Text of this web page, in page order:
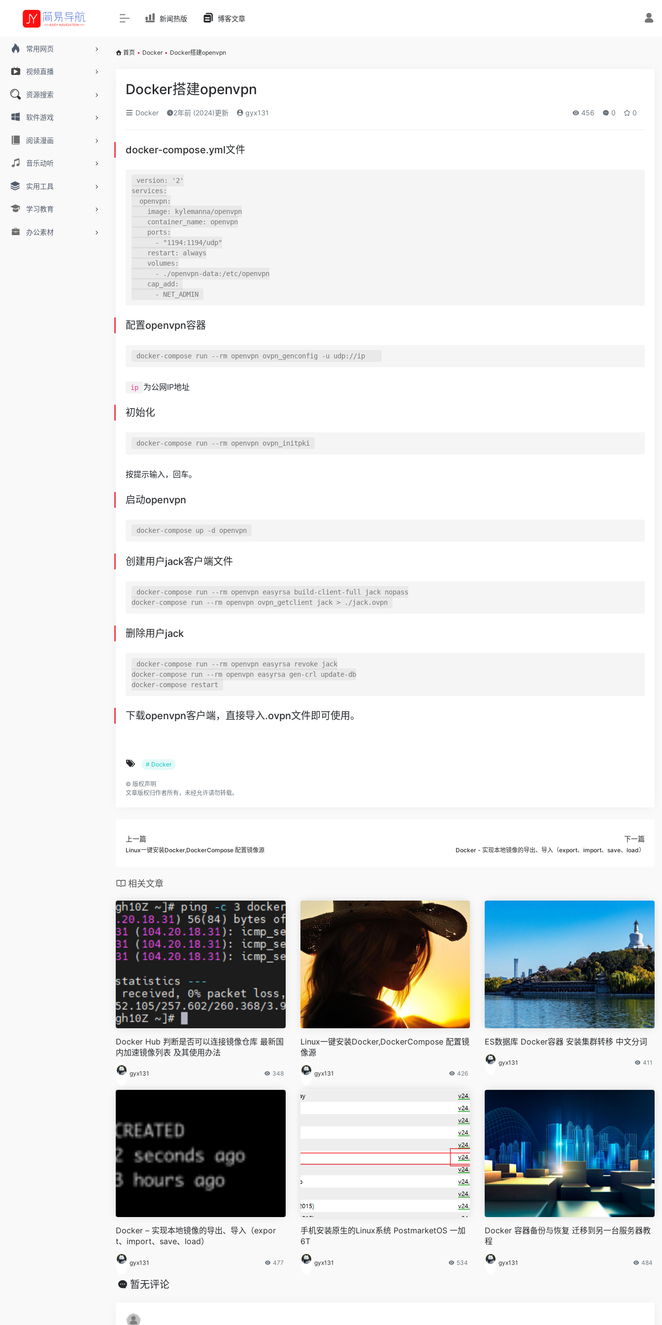
常用网页
视频直播
资源搜索
软件游戏
阅读漫画
音乐动听
实用工具
学习教育
办公素材
新闻热版 博客文章
首页 • Docker • Docker搭建openvpn
Docker搭建openvpn
Docker 2年前 (2024)更新 gyx131 456 0 0
docker-compose.yml文件
version :
'2'
services :
  openvpn
:
    image
: kylemanna/openvpn
    container_name
:
openvpn
    ports
:
-
"1194:1194/udp"
    restart
:
always
    volumes
:
-
. /openvpn-data: /etc/openvpn
    cap_add
:
-
NET_ADMIN
配置openvpn容器
docker-compose run -- rm openvpn ovpn_genconfig -u udp: //
ip 为公网IP地址
初始化
按提示输入，回车。
启动openvpn
创建用户jack客户端文件
docker-compose run --rm openvpn easyrsa build-client-full jack nopass
删除用户jack
docker-compose run --rm openvpn easyrsa revoke jack
docker-compose run --rm openvpn easyrsa gen-crl update-db
下载openvpn客户端，直接导入.ovpn文件即可使用。
# Docker
© 版权声明
文章版权归作者所有，未经允许请勿转载。
上一篇
Linux一键安装Docker,DockerCompose 配置镜像源
下一篇
Docker - 实现本地镜像的导出、导入（export、import、save、load）
相关文章
Docker Hub 判断是否可以连接镜像仓库 最新国
内加速镜像列表 及其使用办法
gyx131 348
Linux一键安装Docker,DockerCompose 配置镜
像源
gyx131 426
ES数据库 Docker容器 安装集群转移 中文分词
gyx131 411
Docker – 实现本地镜像的导出、导入（expor
t、import、save、load）
gyx131 477
手机安装原生的Linux系统 PostmarketOS 一加
6T
gyx131 534
Docker 容器备份与恢复 迁移到另一台服务器教
程
gyx131 484
暂无评论